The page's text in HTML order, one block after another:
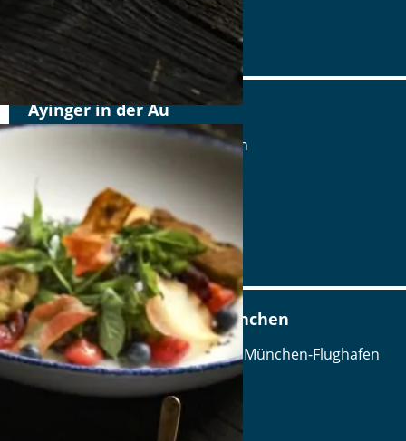
Details
www.ayinger-in-der-au.de
Ayinger in der Au
Mariahilfplatz 4, 81541 München
Tel.: Tel.: 089-6223373666
Details
www.ayinger-in-der-au.de
Airbräu am Flughafen München
Terminalstraße Mitte 18, 85356 München-Flughafen
Tel.: Tel.: 089 - 97593111